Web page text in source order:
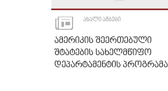
ᲐᲮᲐᲚᲘ ᲐᲛᲑᲔᲑᲘ
ᲐᲛᲔᲠᲘᲙᲘᲡ ᲨᲔᲔᲠᲗᲔᲑᲣᲚᲘ
ᲨᲢᲐᲢᲔᲑᲘᲡ ᲡᲐᲮᲔᲚᲛᲬᲘᲤᲝ
ᲓᲔᲞᲐᲠᲢᲐᲛᲔᲜᲢᲘᲡ ᲞᲠᲝᲒᲠᲐᲛᲐ